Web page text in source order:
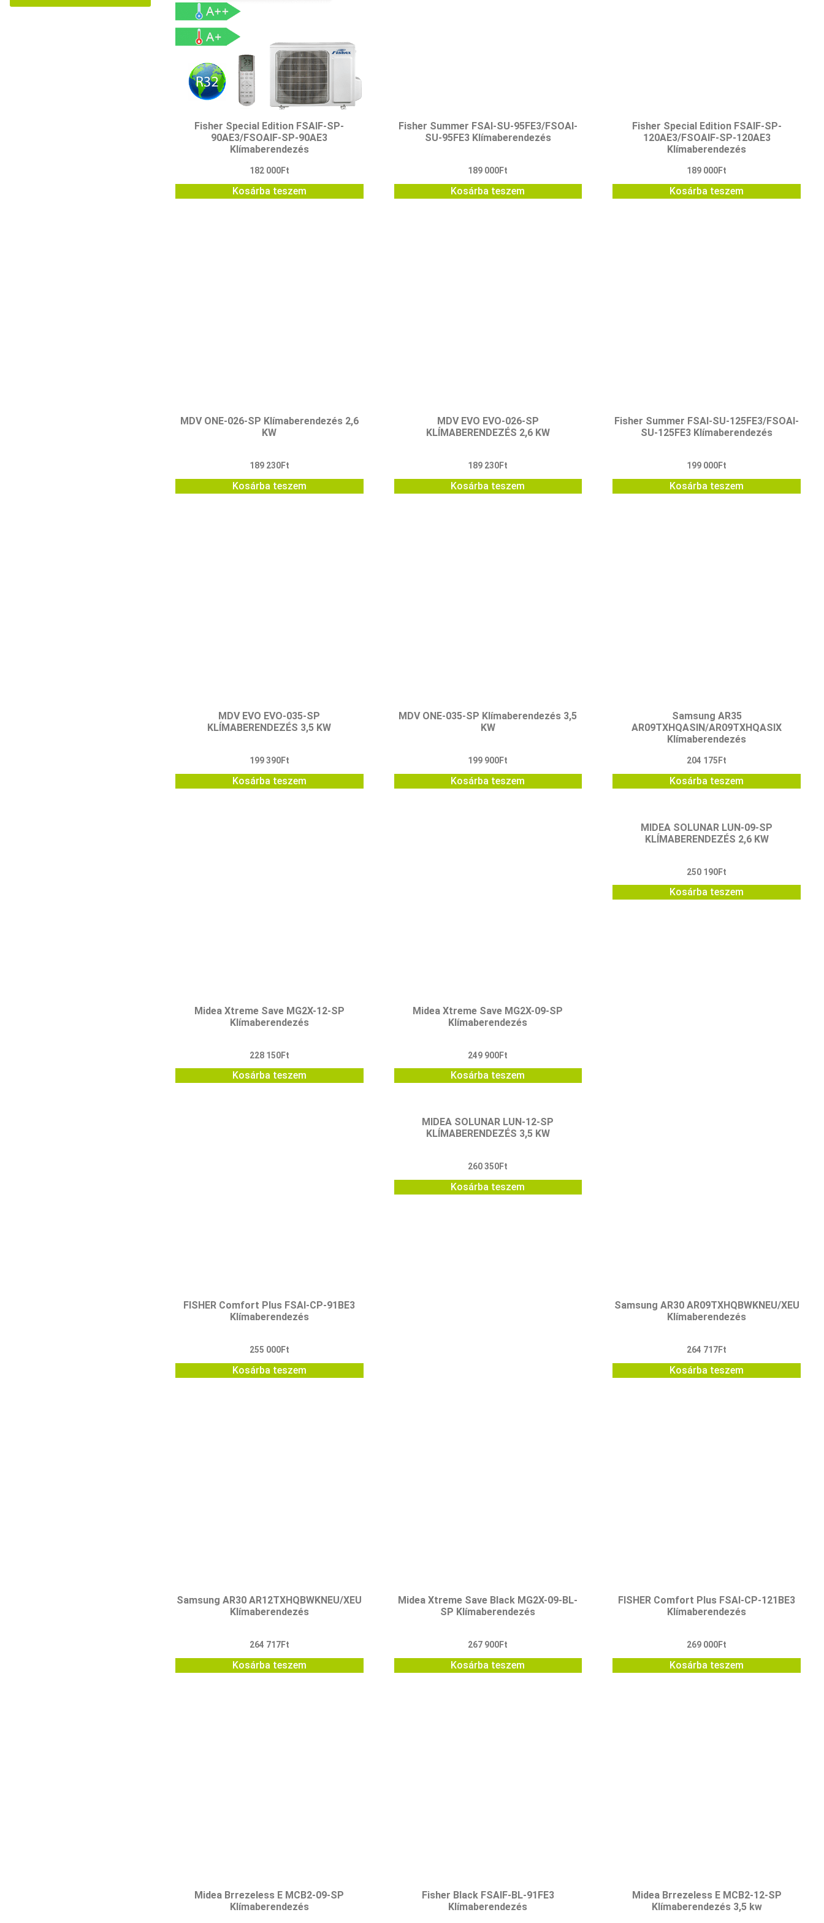
Fisher Special Edition FSAIF-SP-
90AE3/FSOAIF-SP-90AE3
Klímaberendezés
182 000Ft
Kosárba teszem
Fisher Summer FSAI-SU-95FE3/FSOAI-
SU-95FE3 Klímaberendezés
189 000Ft
Kosárba teszem
Fisher Special Edition FSAIF-SP-
120AE3/FSOAIF-SP-120AE3
Klímaberendezés
189 000Ft
Kosárba teszem
MDV ONE-026-SP Klímaberendezés 2,6
KW
189 230Ft
Kosárba teszem
MDV EVO EVO-026-SP
KLÍMABERENDEZÉS 2,6 KW
189 230Ft
Kosárba teszem
Fisher Summer FSAI-SU-125FE3/FSOAI-
SU-125FE3 Klímaberendezés
199 000Ft
Kosárba teszem
MDV EVO EVO-035-SP
KLÍMABERENDEZÉS 3,5 KW
199 390Ft
Kosárba teszem
MDV ONE-035-SP Klímaberendezés 3,5
KW
199 900Ft
Kosárba teszem
Samsung AR35
AR09TXHQASIN/AR09TXHQASIX
Klímaberendezés
204 175 Ft
Kosárba teszem
Midea Xtreme Save MG2X-12-SP
Klímaberendezés
228 150Ft
Kosárba teszem
Midea Xtreme Save MG2X-09-SP
Klímaberendezés
249 900Ft
Kosárba teszem
MIDEA SOLUNAR LUN-09-SP
KLÍMABERENDEZÉS 2,6 KW
250 190Ft
Kosárba teszem
FISHER Comfort Plus FSAI-CP-91BE3
Klímaberendezés
255 000Ft
Kosárba teszem
MIDEA SOLUNAR LUN-12-SP
KLÍMABERENDEZÉS 3,5 KW
260 350Ft
Kosárba teszem
Samsung AR30 AR09TXHQBWKNEU/XEU
Klímaberendezés
264 717Ft
Kosárba teszem
Samsung AR30 AR12TXHQBWKNEU/XEU
Klímaberendezés
264 717Ft
Kosárba teszem
Midea Xtreme Save Black MG2X-09-BL-
SP Klímaberendezés
267 900Ft
Kosárba teszem
FISHER Comfort Plus FSAI-CP-121BE3
Klímaberendezés
269 000Ft
Kosárba teszem
Midea Brrezeless E MCB2-09-SP
Klímaberendezés
Fisher Black FSAIF-BL-91FE3
Klímaberendezés
Midea Brrezeless E MCB2-12-SP
Klímaberendezés 3,5 kw